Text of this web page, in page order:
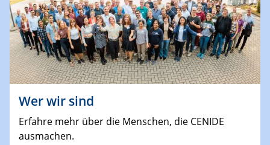
Wer wir sind
Erfahre mehr über die Menschen, die CENIDE
ausmachen.